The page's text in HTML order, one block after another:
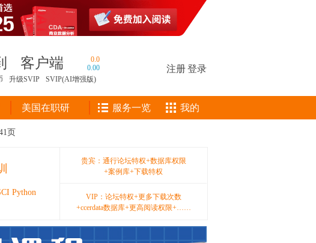
客户端
0.0
0.00
升级SVIP SVIP(AI增强版)
注册登录
美国在职研 服务一览 我的
页
Python
贵宾：通行论坛特权+数据库权限
+案例库+下载特权
VIP：论坛特权+更多下载次数
+ccerdata数据库+更高阅读权限+……